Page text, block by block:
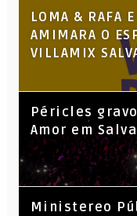
LOMA & RAFA
AMIMARA O
VILLAMIX
Péricles
Amor em
​Ministereo